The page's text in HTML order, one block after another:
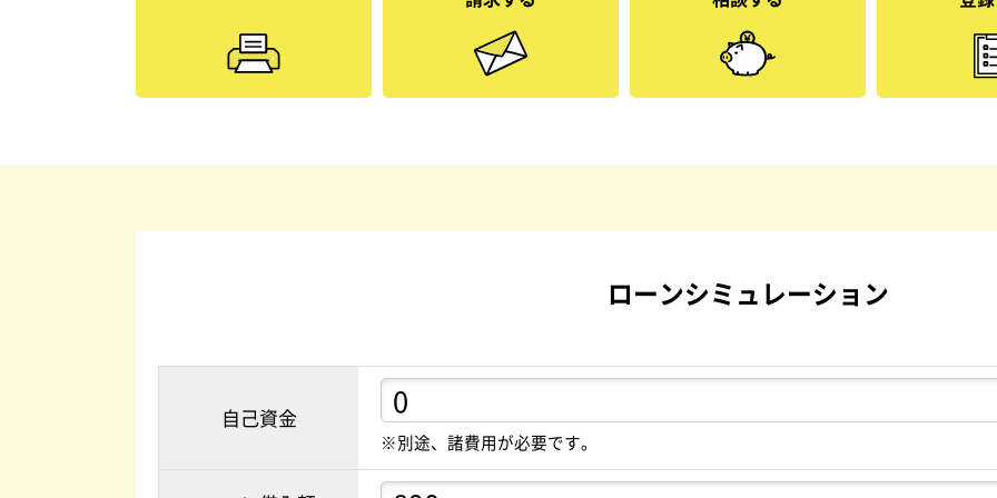
ローンシミュレーション
自己資金
※別途、諸費用が必要です。